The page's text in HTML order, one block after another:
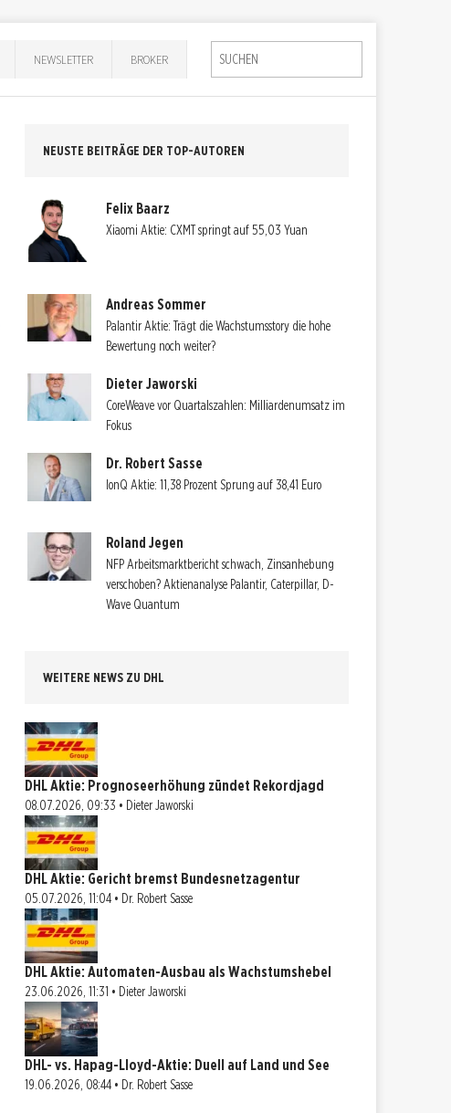
NEWSLETTER BROKER
NEUSTE BEITRÄGE DER TOP-AUTOREN
Felix Baarz
Xiaomi Aktie: CXMT springt auf 55,03 Yuan
Andreas Sommer
Palantir Aktie: Trägt die Wachstumsstory die hohe
Bewertung noch weiter?
Dieter Jaworski
CoreWeave vor Quartalszahlen: Milliardenumsatz im
Fokus
Dr. Robert Sasse
IonQ Aktie: 11,38 Prozent Sprung auf 38,41 Euro
Roland Jegen
NFP Arbeitsmarktbericht schwach, Zinsanhebung
verschoben? Aktienanalyse Palantir, Caterpillar, D-
Wave Quantum
WEITERE NEWS ZU DHL
DHL Aktie: Prognoseerhöhung zündet Rekordjagd
08.07.2026, 09:33 • Dieter Jaworski
DHL Aktie: Gericht bremst Bundesnetzagentur
05.07.2026, 11:04 • Dr. Robert Sasse
DHL Aktie: Automaten-Ausbau als Wachstumshebel
23.06.2026, 11:31 • Dieter Jaworski
DHL- vs. Hapag-Lloyd-Aktie: Duell auf Land und See
19.06.2026, 08:44 • Dr. Robert Sasse